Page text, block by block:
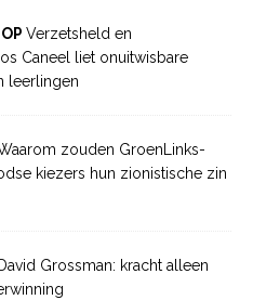
Verzetsheld en
Caneel liet onuitwisbare
leerlingen
zouden GroenLinks-
kiezers hun zionistische zin
David Grossman: kracht alleen